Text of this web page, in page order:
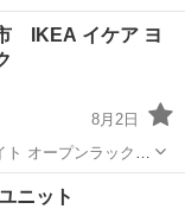
IKEA イケア ヨ
8月2日
ト オープンラック
ニット